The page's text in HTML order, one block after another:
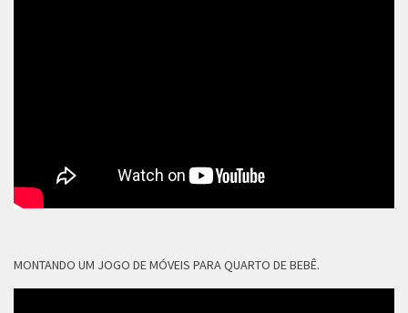
MONTANDO UM JOGO DE MÓVEIS PARA QUARTO DE BEBÊ.